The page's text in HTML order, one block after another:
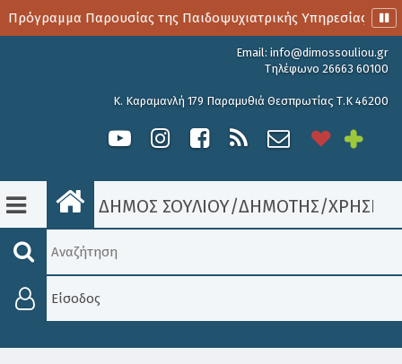
Πρόγραμμα Παρουσίας της Παιδοψυχιατρικής Υπηρεσίας
Email: info@dimossouliou.gr
Τηλέφωνο 26663 60100
Κ. Καραμανλή 179 Παραμυθιά Θεσπρωτίας Τ.Κ 46200
ΔΗΜΟΣ ΣΟΥΛΙΟΥ/ΔΗΜΟΤΗΣ/
Είσοδος